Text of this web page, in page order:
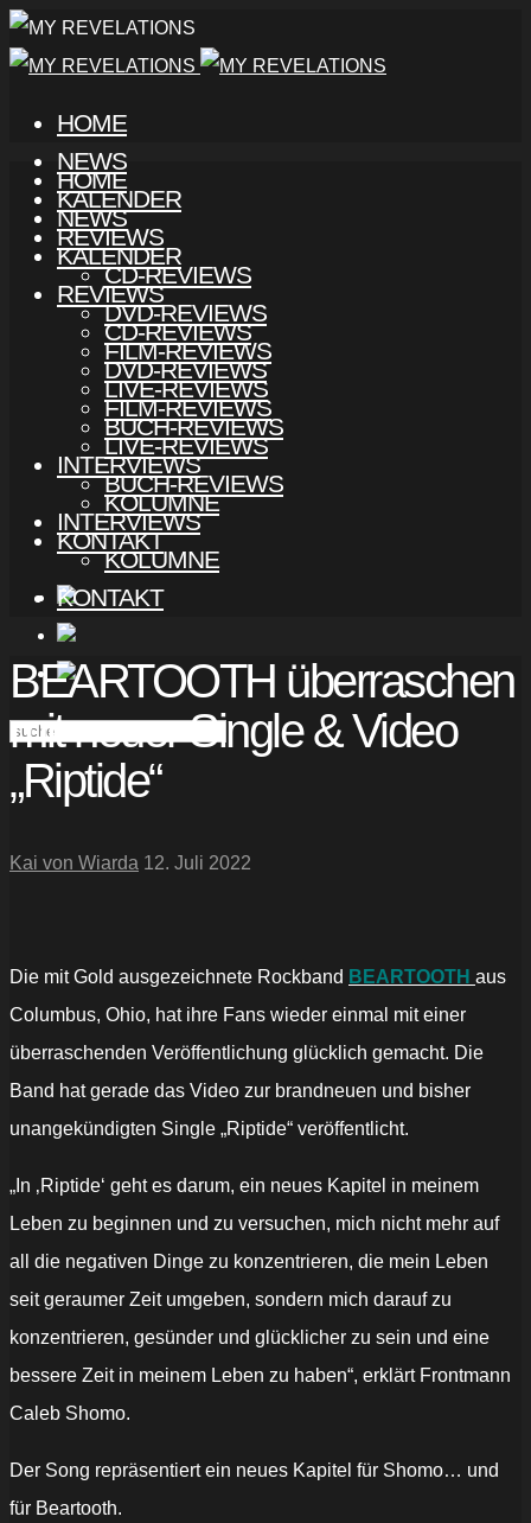
HOME
NEWS
KALENDER
REVIEWS
CD-REVIEWS
DVD-REVIEWS
FILM-REVIEWS
LIVE-REVIEWS
BUCH-REVIEWS
INTERVIEWS
KOLUMNE
KONTAKT
HOME
NEWS
KALENDER
REVIEWS
CD-REVIEWS
DVD-REVIEWS
FILM-REVIEWS
LIVE-REVIEWS
BUCH-REVIEWS
INTERVIEWS
KOLUMNE
KONTAKT
BEARTOOTH überraschen
mit neuer Single & Video
„Riptide“
Kai von Wiarda 12. Juli 2022
Die mit Gold ausgezeichnete Rockband BEARTOOTH aus
Columbus, Ohio, hat ihre Fans wieder einmal mit einer
überraschenden Veröffentlichung glücklich gemacht. Die
Band hat gerade das Video zur brandneuen und bisher
unangekündigten Single „Riptide“ veröffentlicht.
„In ‚Riptide‘ geht es darum, ein neues Kapitel in meinem
Leben zu beginnen und zu versuchen, mich nicht mehr auf
all die negativen Dinge zu konzentrieren, die mein Leben
seit geraumer Zeit umgeben, sondern mich darauf zu
konzentrieren, gesünder und glücklicher zu sein und eine
bessere Zeit in meinem Leben zu haben“, erklärt Frontmann
Caleb Shomo.
Der Song repräsentiert ein neues Kapitel für Shomo… und
für Beartooth.